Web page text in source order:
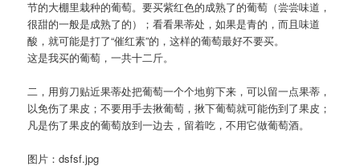
节的大棚里栽种的葡萄。要买紫红色的成熟了的葡萄（尝尝味道，
很甜的一般是成熟了的）；看看果蒂处，如果是青的，而且味道
酸，就可能是打了“催红素”的，这样的葡萄最好不要买。
这是我买的葡萄，一共十二斤。
二，用剪刀贴近果蒂处把葡萄一个个地剪下来，可以留一点果蒂，
以免伤了果皮；不要用手去揪葡萄，揪下葡萄就可能伤到了果皮；
凡是伤了果皮的葡萄放到一边去，留着吃，不用它做葡萄酒。
图片：dsfsf.jpg